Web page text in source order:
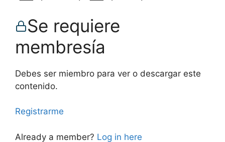
Se requiere
membresía
Debes ser miembro para ver o descargar este
contenido.
Registrarme
Already a member? Log in here